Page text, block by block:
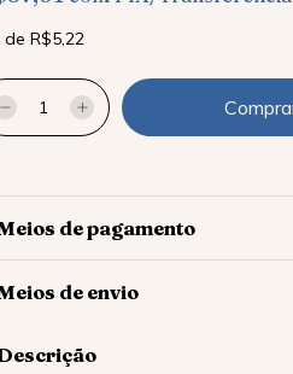
de R$5,22
de pagamento
de envio